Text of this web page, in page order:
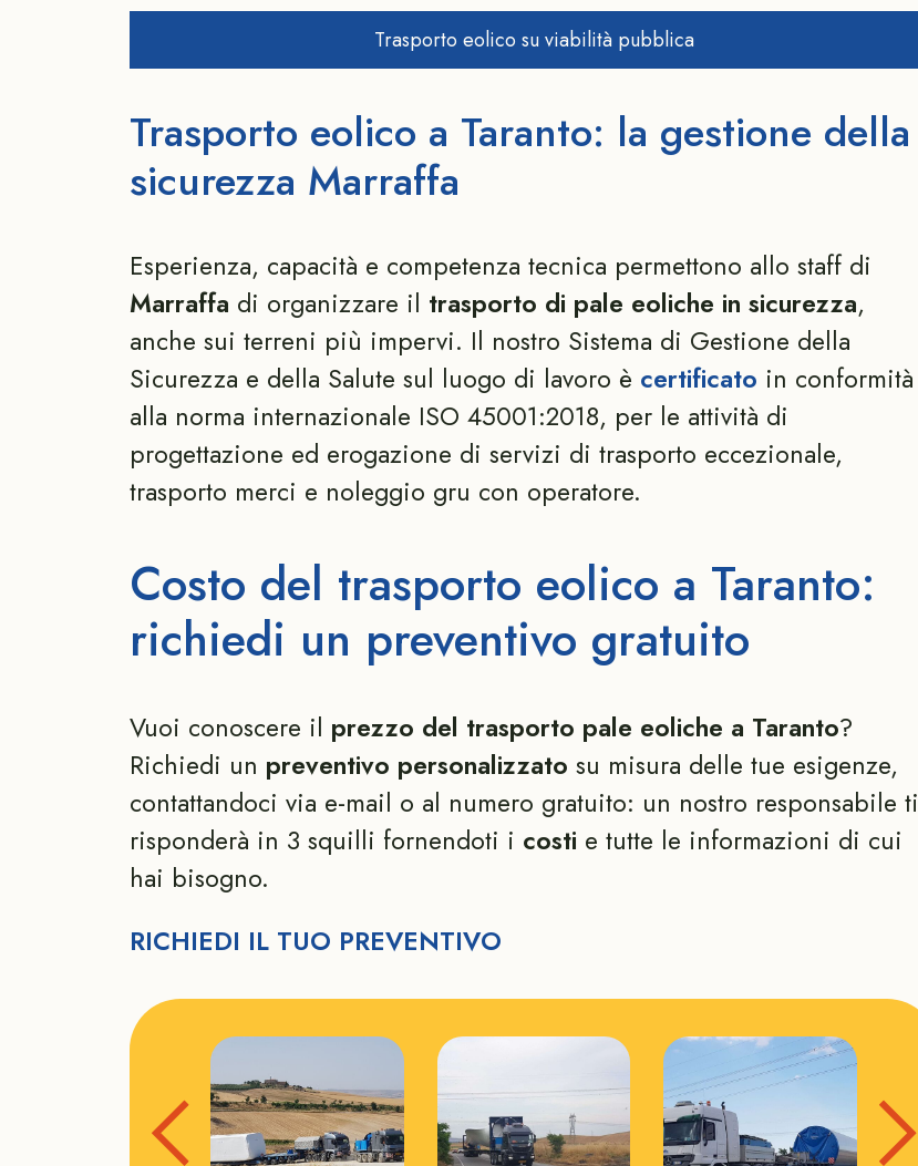
Trasporto eolico su viabilità pubblica
Trasporto eolico a Taranto: la gestione della
sicurezza Marraffa
Esperienza, capacità e competenza tecnica permettono allo staff di
Marraffa di organizzare il trasporto di pale eoliche in sicurezza,
anche sui terreni più impervi. Il nostro Sistema di Gestione della
Sicurezza e della Salute sul luogo di lavoro è certificato in conformità
alla norma internazionale ISO 45001:2018, per le attività di
progettazione ed erogazione di servizi di trasporto eccezionale,
trasporto merci e noleggio gru con operatore.
Costo del trasporto eolico a Taranto:
richiedi un preventivo gratuito
Vuoi conoscere il prezzo del trasporto pale eoliche a Taranto?
Richiedi un preventivo personalizzato su misura delle tue esigenze,
contattandoci via e-mail o al numero gratuito: un nostro responsabile ti
risponderà in 3 squilli fornendoti i costi e tutte le informazioni di cui
hai bisogno.
RICHIEDI IL TUO PREVENTIVO